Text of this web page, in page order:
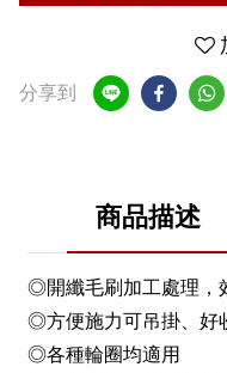
分享到
商品描述
◎開纖毛刷加工處理，
◎方便施力可吊掛、好
◎各種輪圈均適用